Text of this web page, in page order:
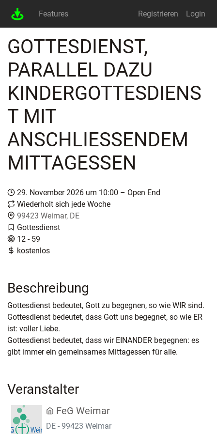
Features Registrieren Login
GOTTESDIENST,
PARALLEL DAZU
KINDERGOTTESDIENS
T MIT
ANSCHLIESSENDEM M
ITTAGESSEN
29. November 2026 um 10:00 – Open End
Wiederholt sich jede Woche
99423 Weimar, DE
Gottesdienst
12 - 59
kostenlos
Beschreibung
Gottesdienst bedeutet, Gott zu begegnen, so wie WIR sind.
Gottesdienst bedeutet, dass Gott uns begegnet, so wie ER
ist: voller Liebe.
Gottesdienst bedeutet, dass wir EINANDER begegnen: es
gibt immer ein gemeinsames Mittagessen für alle.
Veranstalter
FeG Weimar
DE - 99423 Weimar